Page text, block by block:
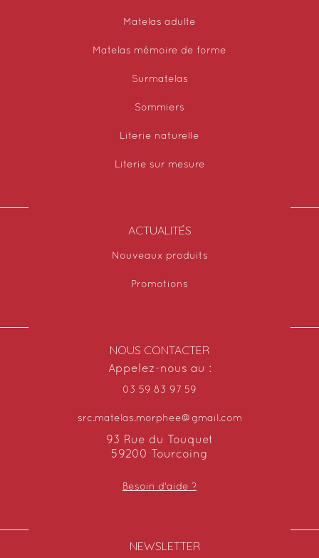
Matelas adulte
Matelas mémoire de forme
Surmatelas
Sommiers
Literie naturelle
Literie sur mesure
ACTUALITÉS
Nouveaux produits
Promotions
NOUS CONTACTER
Appelez-nous au :
03 59 83 97 59
src.matelas.morphee@gmail.com
93 Rue du Touquet
59200 Tourcoing
Besoin d'aide ?
NEWSLETTER​